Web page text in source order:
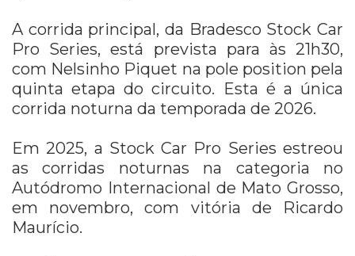
A corrida principal, da Bradesco Stock Car
Pro Series, está prevista para às 21h30,
com Nelsinho Piquet na pole position pela
quinta etapa do circuito. Esta é a única
corrida noturna da temporada de 2026.
Em 2025, a Stock Car Pro Series estreou
as corridas noturnas na categoria no
Autódromo Internacional de Mato Grosso,
em novembro, com vitória de Ricardo
Maurício.